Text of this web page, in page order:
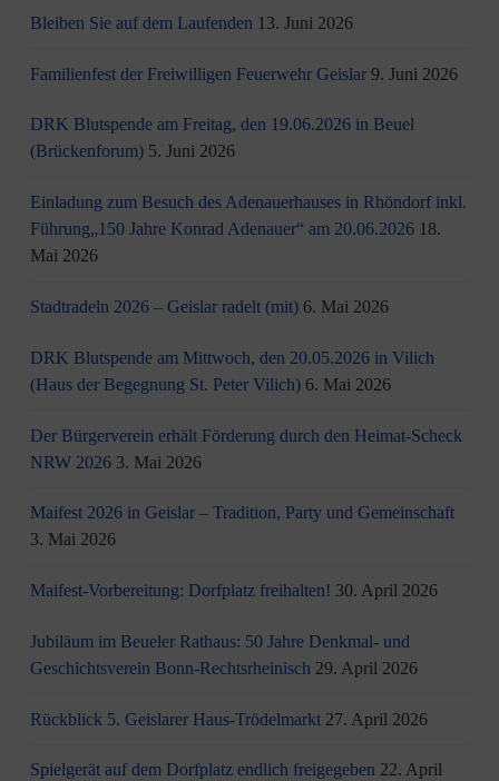
Bleiben Sie auf dem Laufenden 13. Juni 2026
Familienfest der Freiwilligen Feuerwehr Geislar 9. Juni 2026
DRK Blutspende am Freitag, den 19.06.2026 in Beuel
(Brückenforum) 5. Juni 2026
Einladung zum Besuch des Adenauerhauses in Rhöndorf inkl.
Führung„150 Jahre Konrad Adenauer“ am 20.06.2026 18.
Mai 2026
Stadtradeln 2026 – Geislar radelt (mit) 6. Mai 2026
DRK Blutspende am Mittwoch, den 20.05.2026 in Vilich
(Haus der Begegnung St. Peter Vilich) 6. Mai 2026
Der Bürgerverein erhält Förderung durch den Heimat-Scheck
NRW 2026 3. Mai 2026
Maifest 2026 in Geislar – Tradition, Party und Gemeinschaft
3. Mai 2026
Maifest-Vorbereitung: Dorfplatz freihalten! 30. April 2026
Jubiläum im Beueler Rathaus: 50 Jahre Denkmal- und
Geschichtsverein Bonn-Rechtsrheinisch 29. April 2026
Rückblick 5. Geislarer Haus-Trödelmarkt 27. April 2026
Spielgerät auf dem Dorfplatz endlich freigegeben 22. April